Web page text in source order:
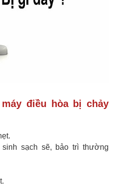
điều hòa bị chảy
sạch sẽ, bảo trì thường